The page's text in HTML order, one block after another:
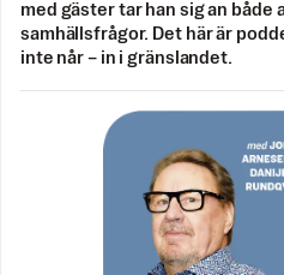
med gäster tar han sig an både
samhällsfrågor. Det här är
inte når – in i gränslandet.